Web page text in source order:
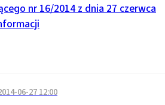
nr 16/2014 z dnia 27 czerwca
06-27 12:00